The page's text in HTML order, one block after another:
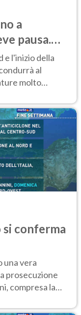
a
pausa.
e l'inizio della
al
molto
conferma
una vera
prosecuzione
compresa la